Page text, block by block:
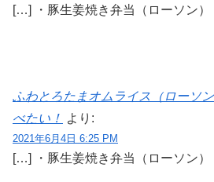
[…] ・豚生姜焼き弁当（ローソン
ふわとろたまオムライス（ローソ
べたい！ より:
2021年6月4日 6:25 PM
[…] ・豚生姜焼き弁当（ローソン